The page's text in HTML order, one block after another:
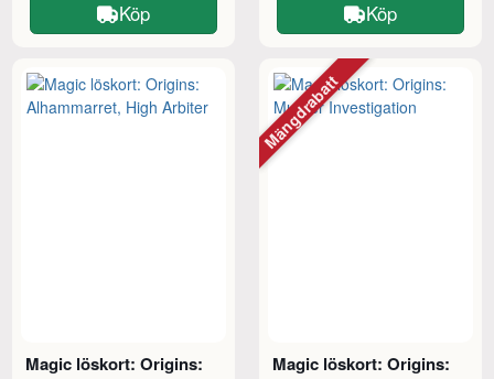
Köp Köp
Magic löskort: Origins:
Magic löskort: Origins:
Mängdrabatt